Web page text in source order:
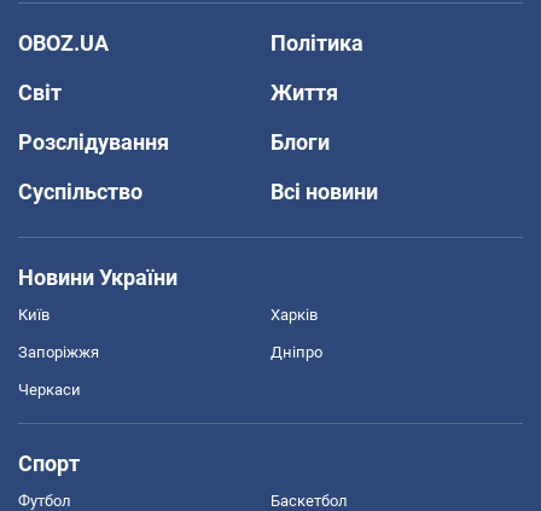
OBOZ.UA
Політика
Світ
Життя
Розслідування
Блоги
Суспільство
Всі новини
Новини України
Київ Харків
Запоріжжя Дніпро
Черкаси
Спорт
Футбол Баскетбол